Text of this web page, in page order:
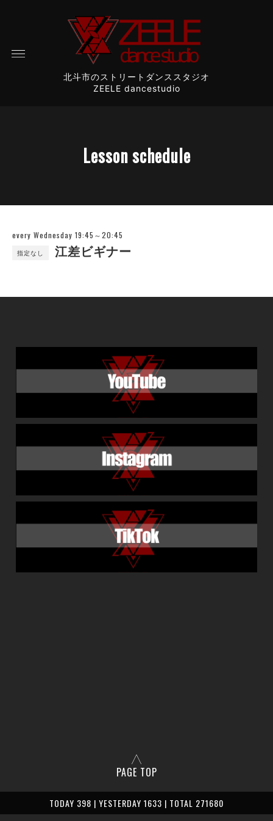
北斗市のストリートダンススタジオ
ZEELE dancestudio
Lesson schedule
every Wednesday 19:45～20:45
指定なし 江差ビギナー
PAGE TOP
TODAY 398 | YESTERDAY 1633 | TOTAL 271680